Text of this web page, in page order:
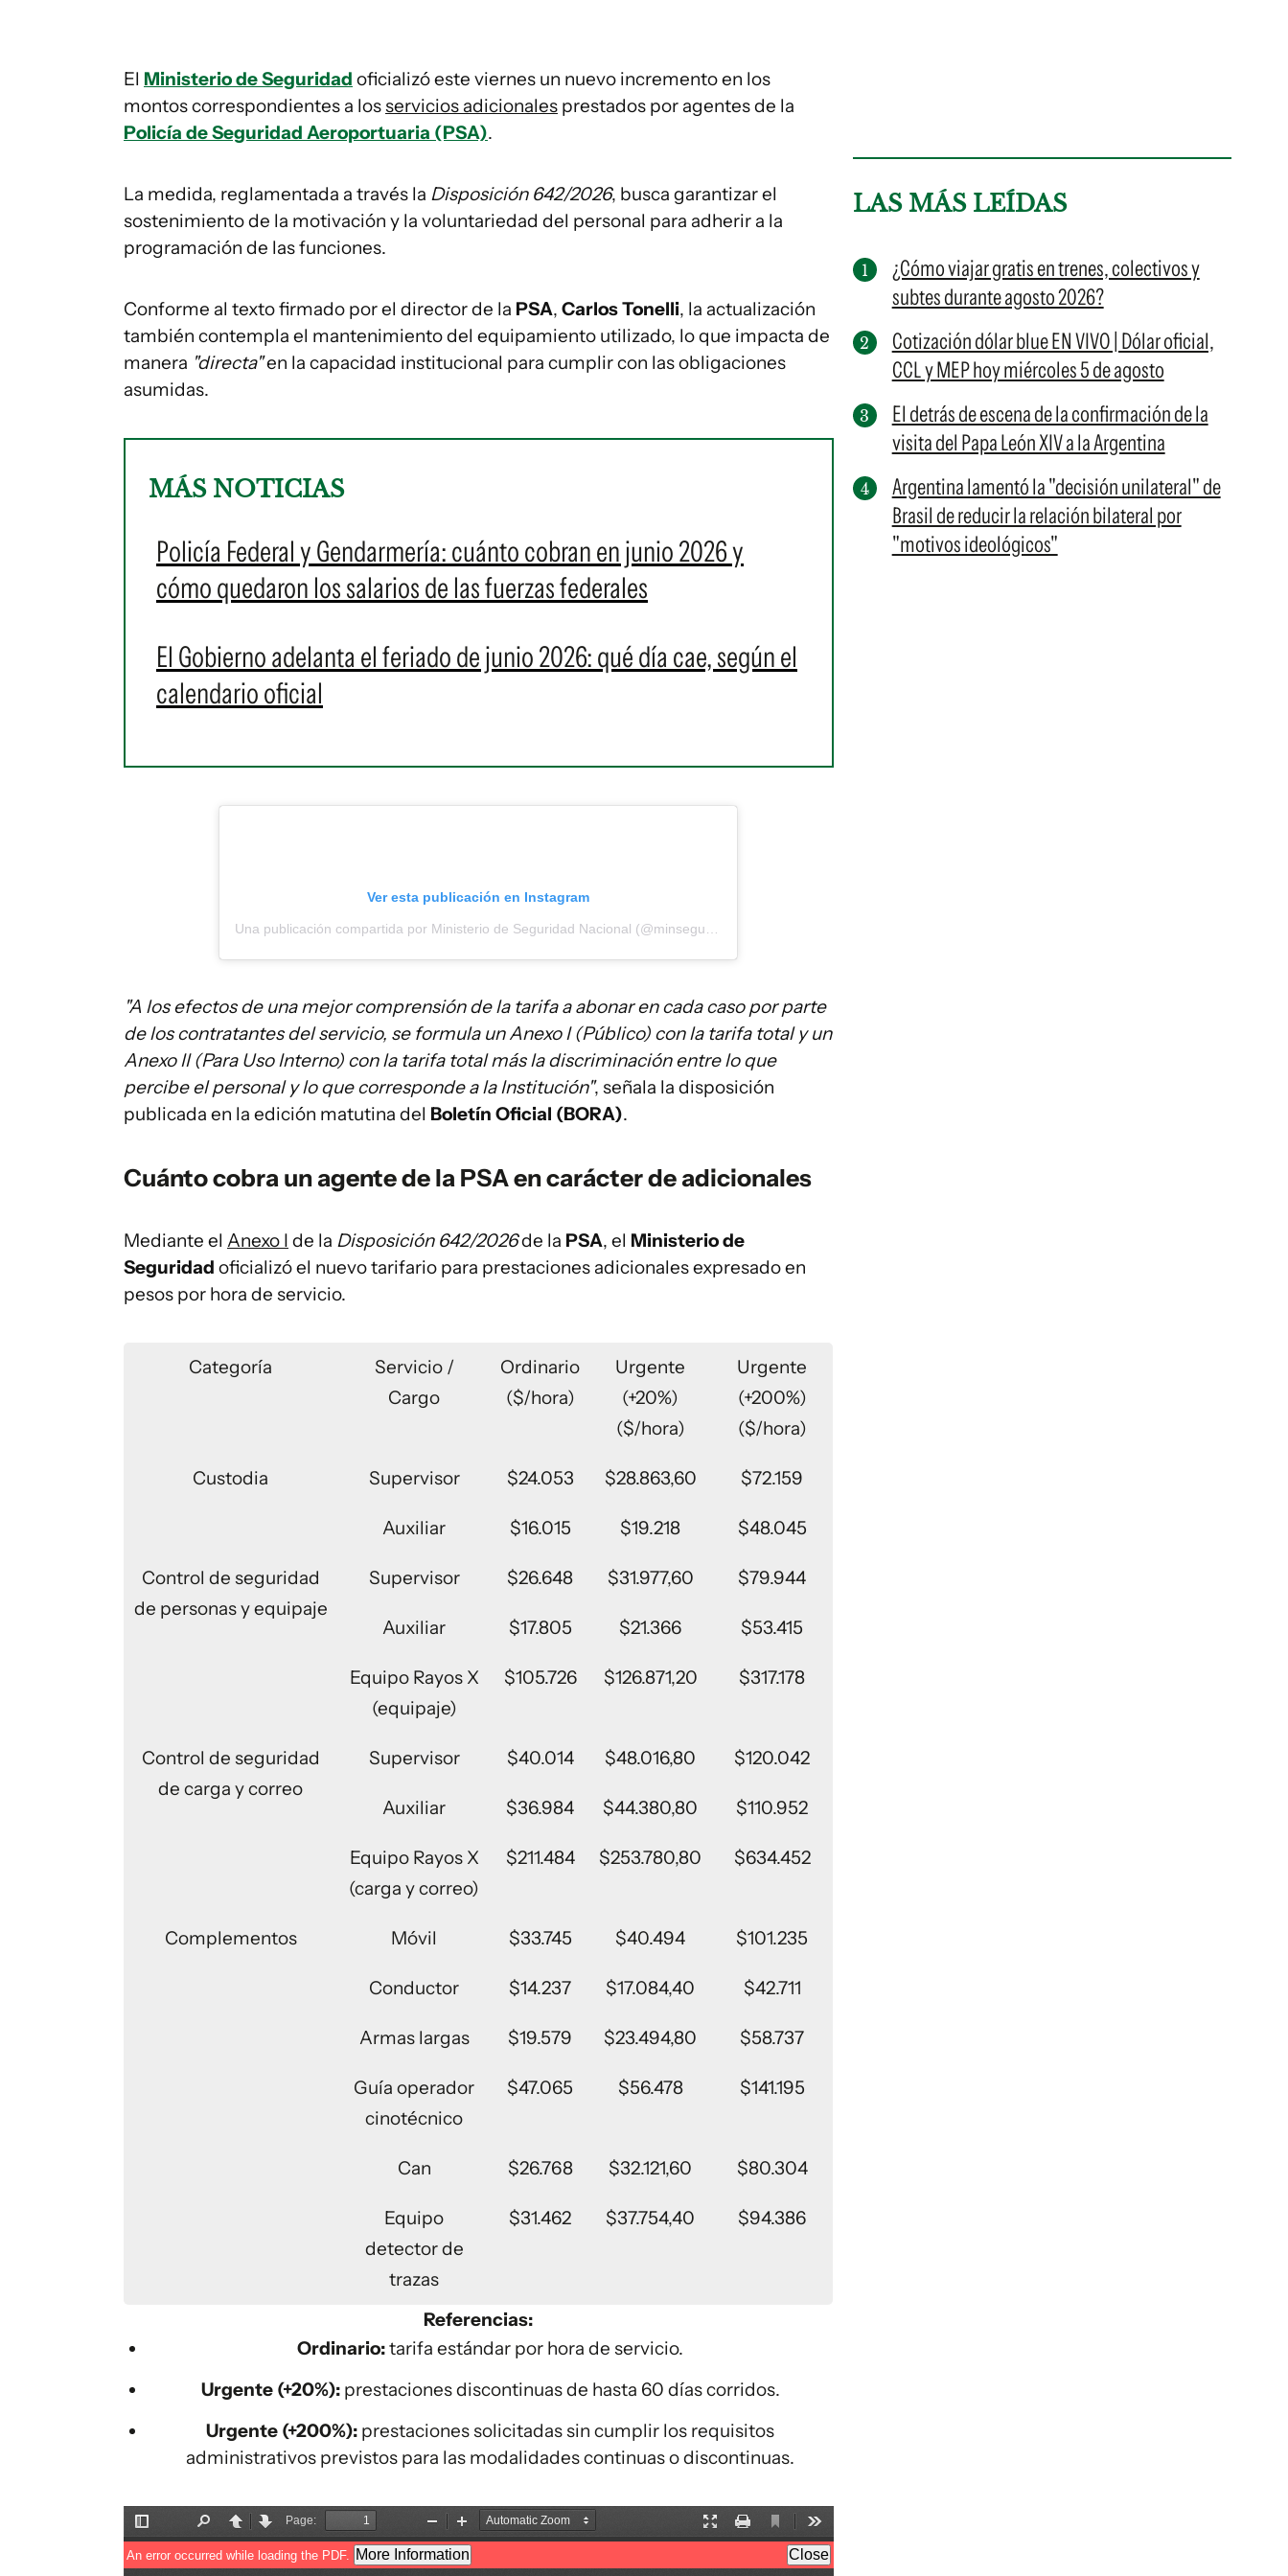
El Ministerio de Seguridad oficializó este viernes un nuevo incremento en los
montos correspondientes a losservicios adicionales prestados por agentes de la
Policía de Seguridad Aeroportuaria (PSA).
La medida, reglamentada a través la Disposición 642/2026, busca garantizar el
sostenimiento de la motivación y la voluntariedad del personal para adherir a la
programación de las funciones.
Conforme al texto firmado por el director de la PSA, Carlos Tonelli, la actualización
también contempla el mantenimiento del equipamiento utilizado, lo que impacta de
manera "directa"en la capacidad institucional para cumplir con las obligaciones
asumidas.
MÁS NOTICIAS
Policía Federal y Gendarmería: cuánto cobran en junio 2026 y
cómo quedaron los salarios de las fuerzas federales
El Gobierno adelanta el feriado de junio 2026: qué día cae, según el
calendario oficial
Ver esta publicación en Instagram
"A los efectos de una mejor comprensión de la tarifa a abonar en cada caso por parte
de los contratantes del servicio, se formula un Anexo I (Público) con la tarifa total y un
Anexo II (Para Uso Interno) con la tarifa total más la discriminación entre lo que
percibe el personal y lo que corresponde a la Institución", señala la disposición
publicada en la edición matutina del Boletín Oficial (BORA).
Cuánto cobra un agente de la PSA en carácter de adicionales
Mediante el Anexo I de la Disposición 642/2026de la PSA, el Ministerio de
Seguridad oficializó el nuevo tarifario para prestaciones adicionales expresado en
pesos por hora de servicio.
Categoría
Servicio /
Cargo
Ordinario
($/hora)
Urgente
(+20%)
($/hora)
Urgente
(+200%)
($/hora)
Custodia Supervisor $24.053 $28.863,60 $72.159
Auxiliar $16.015 $19.218 $48.045
Control de seguridad
de personas y equipaje
Supervisor $26.648 $31.977,60 $79.944
Auxiliar $17.805 $21.366 $53.415
Equipo Rayos X
(equipaje)
$105.726 $126.871,20 $317.178
Control de seguridad
de carga y correo
Supervisor $40.014 $48.016,80 $120.042
Auxiliar $36.984 $44.380,80 $110.952
Equipo Rayos X
(carga y correo)
$211.484 $253.780,80 $634.452
Complementos Móvil $33.745 $40.494 $101.235
Conductor $14.237 $17.084,40 $42.711
Armas largas $19.579 $23.494,80 $58.737
Guía operador
cinotécnico
$47.065 $56.478 $141.195
Can $26.768 $32.121,60 $80.304
Equipo
detector de
trazas
$31.462 $37.754,40 $94.386
Referencias:
Ordinario:tarifa estándar por hora de servicio.
Urgente (+20%):prestaciones discontinuas de hasta 60 días corridos.
Urgente (+200%): prestaciones solicitadas sin cumplir los requisitos
administrativos previstos para las modalidades continuas o discontinuas.
LAS MÁS LEÍDAS
¿Cómo viajar gratis en trenes, colectivos y
subtes durante agosto 2026?
Cotización dólar blue EN VIVO | Dólar oficial,
CCL y MEP hoy miércoles 5 de agosto
El detrás de escena de la confirmación de la
visita del Papa León XIV a la Argentina
Argentina lamentó la "decisión unilateral" de
Brasil de reducir la relación bilateral por
"motivos ideológicos"